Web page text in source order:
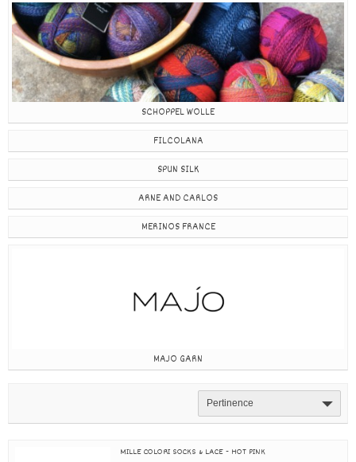
SCHOPPEL WOLLE
FILCOLANA
SPUN SILK
ARNE AND CARLOS
MERINOS FRANCE
MAJO GARN
Pertinence
MILLE COLORI SOCKS & LACE - HOT PINK